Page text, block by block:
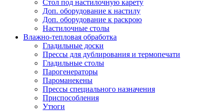
Стол под настилочную карету
Доп. оборудование к настилу
Доп. оборудование к раскрою
Настилочные столы
Влажно-тепловая обработка
Гладильные доски
Прессы для дублирования и термопечати
Гладильные столы
Парогенераторы
Пароманекены
Прессы специального назначения
Приспособления
Утюги